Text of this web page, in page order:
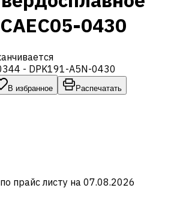
0430
- DPK191-A5N-0430
В избранное Распечатать
прайс листу на 07.08.2026